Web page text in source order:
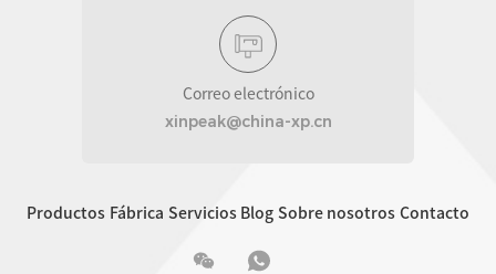
Correo electrónico
xinpeak@china-xp.cn
Productos Fábrica Servicios Blog Sobre nosotros Contacto